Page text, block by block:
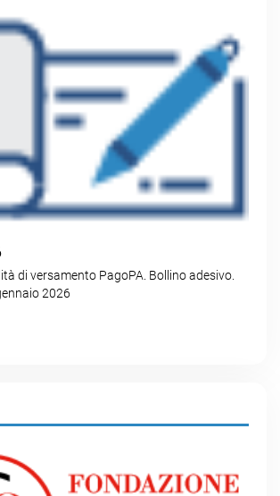
di versamento PagoPA. Bollino adesivo.
2026